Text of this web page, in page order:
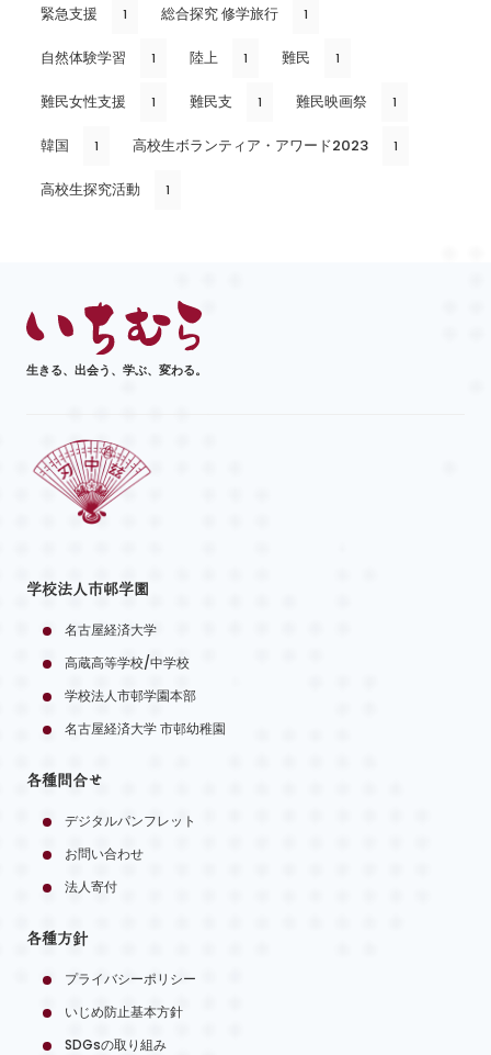
緊急支援 1 総合探究 修学旅行 1
自然体験学習 1 陸上 1 難民 1
難民女性支援 1 難民支 1 難民映画祭 1
韓国 1 高校生ボランティア・アワード2023 1
高校生探究活動 1
生きる、出会う、学ぶ、変わる。
学校法人市邨学園
名古屋経済大学
高蔵高等学校/中学校
学校法人市邨学園本部
名古屋経済大学 市邨幼稚園
各種問合せ
デジタルパンフレット
お問い合わせ
法人寄付
各種方針
プライバシーポリシー
いじめ防止基本方針
SDGsの取り組み